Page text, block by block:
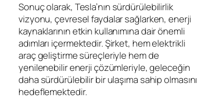
Sonuç olarak, Tesla’nın sürdürülebilirlik
vizyonu, çevresel faydalar sağlarken, enerji
kaynaklarının etkin kullanımına dair önemli
adımları içermektedir. Şirket, hem elektrikli
araç geliştirme süreçleriyle hem de
yenilenebilir enerji çözümleriyle, geleceğin
daha sürdürülebilir bir ulaşıma sahip olmasını
hedeflemektedir.